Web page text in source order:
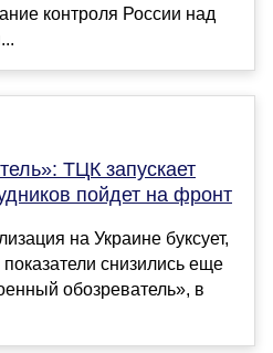
контроля России над
ТЦК запускает
пойдет на фронт
на Украине буксует,
снизились еще
обозреватель», в